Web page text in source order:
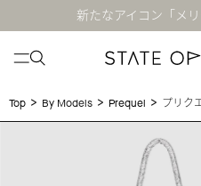
新たなアイコン「メ
Top > By Models > Prequel > プリ